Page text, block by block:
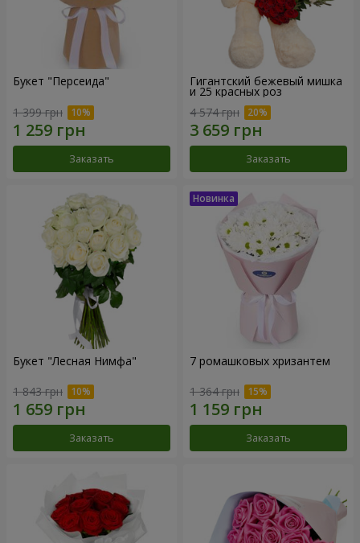
Букет "Персеида"
1 399 грн
Заказать
Гигантский бежевый мишка
и 25 красных роз
4 574 грн
Заказать
Букет "Лесная Нимфа"
1 843 грн
Заказать
7 ромашковых хризантем
1 364 грн
Заказать